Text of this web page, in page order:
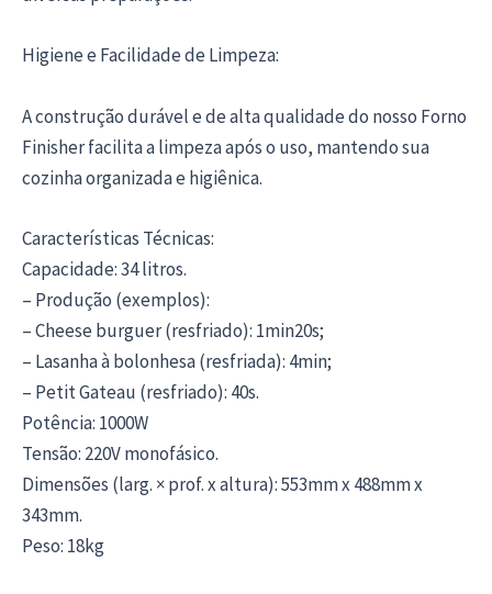
Higiene e Facilidade de Limpeza:
A construção durável e de alta qualidade do nosso Forno
Finisher facilita a limpeza após o uso, mantendo sua
cozinha organizada e higiênica.
Características Técnicas:
Capacidade: 34 litros.
– Produção (exemplos):
– Cheese burguer (resfriado): 1min20s;
– Lasanha à bolonhesa (resfriada): 4min;
– Petit Gateau (resfriado): 40s.
Potência: 1000W
Tensão: 220V monofásico.
Dimensões (larg. × prof. x altura): 553mm x 488mm x
343mm.
Peso: 18kg